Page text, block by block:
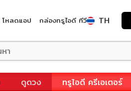
โหลดแอป กล่องทรูไอดี ทีวี TH
ดูดวง ทรูไอดี ครีเอเตอร์